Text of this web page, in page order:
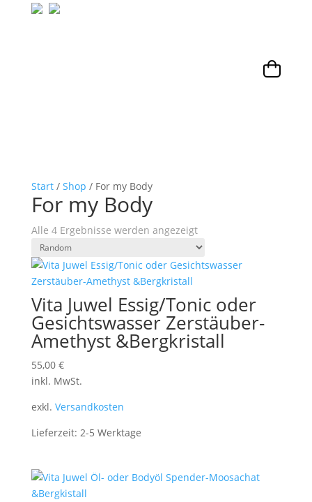
Start/ Shop / For my Body
For my Body
Alle 4 Ergebnisse werden angezeigt
Vita Juwel Essig/Tonic oder
Gesichtswasser Zerstäuber-
Amethyst &Bergkristall
55,00 €
inkl. MwSt.
exkl. Versandkosten
Lieferzeit: 2-5 Werktage